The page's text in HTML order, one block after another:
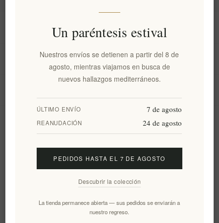
Información
Mi cuenta
Suscribirse Desuscribirse
Un paréntesis estival
Nuestros envíos se detienen a partir del 8 de
agosto, mientras viajamos en busca de
nuevos hallazgos mediterráneos.
ÚLTIMO ENVÍO 7 de agosto
REANUDACIÓN 24 de agosto
PEDIDOS HASTA EL 7 DE AGOSTO
Descubrir la colección
La tienda permanece abierta — sus pedidos se enviarán a
nuestro regreso.